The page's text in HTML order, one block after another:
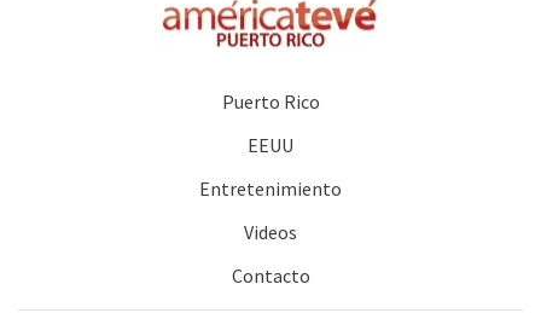
Puerto Rico
EEUU
Entretenimiento
Videos
Contacto